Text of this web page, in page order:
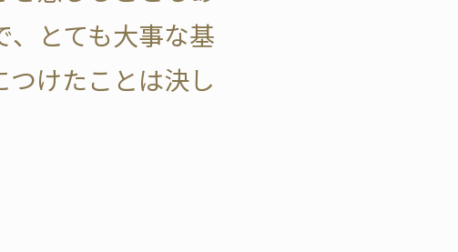
、とても大事な基
けたことは決し